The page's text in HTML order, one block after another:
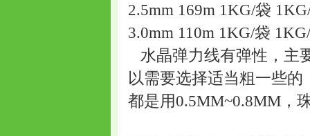
2.5mm 169m 1KG/袋
3.0mm 110m 1KG/袋
水晶弹力线有弹性，主
以需要选择适当粗一些
都是用0.5MM~0.8MM，